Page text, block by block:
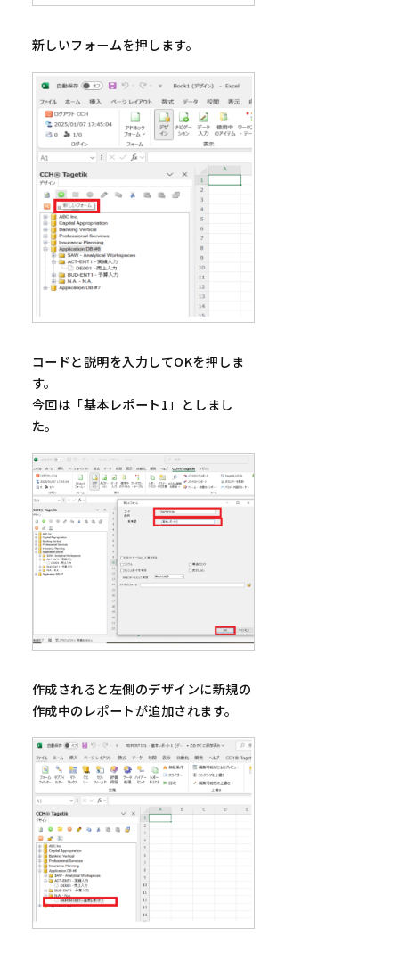
新しいフォームを押します。
コードと説明を入力してOKを押しま
す。
今回は「基本レポート1」としまし
た。
作成されると左側のデザインに新規の
作成中のレポートが追加されます。